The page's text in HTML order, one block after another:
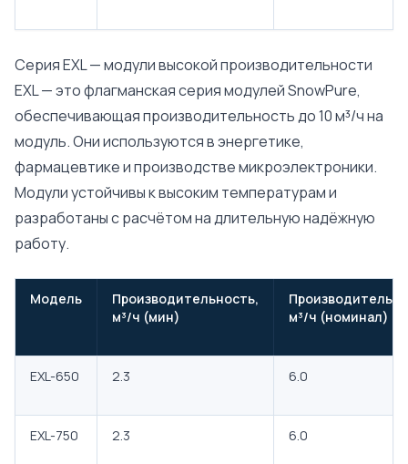
Серия EXL — модули высокой производительности
EXL — это флагманская серия модулей SnowPure,
обеспечивающая производительность до 10 м³/ч на
модуль. Они используются в энергетике,
фармацевтике и производстве микроэлектроники.
Модули устойчивы к высоким температурам и
разработаны с расчётом на длительную надёжную
работу.
Модель
Производительность,
м³/ч (мин)
м³/ч (номинал)
EXL-650 2.3 6.0
EXL-750 2.3 6.0